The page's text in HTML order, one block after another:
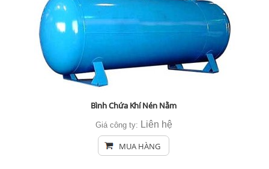
Bình Chứa Khí Nén Nằm
Giá công ty: Liên hệ
MUA HÀNG